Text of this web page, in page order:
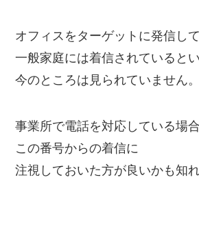
オフィスをターゲットに発信し
一般家庭には着信されていると
今のところは見られていません。
事業所で電話を対応している場合
この番号からの着信に
注視しておいた方が良いかも知れ